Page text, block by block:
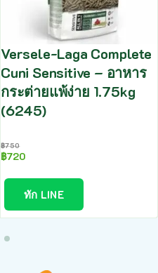
Versele-Laga Complete
Cuni Sensitive – อาหาร
กระต่ายแพ้ง่าย 1.75kg
(6245)
฿750
฿720
ทัก LINE